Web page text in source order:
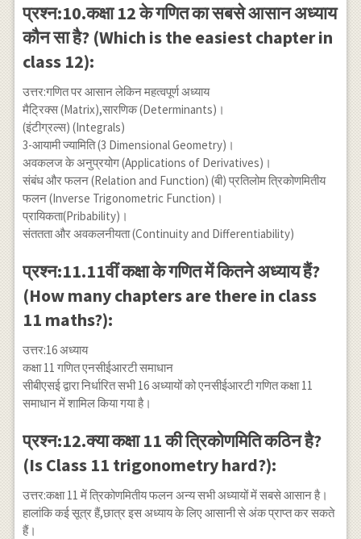
प्रश्न:10.कक्षा 12 के गणित का सबसे आसान अध्याय
कौन सा है? (Which is the easiest chapter in
class 12):
उत्तर:गणित पर आसान लेकिन महत्वपूर्ण अध्याय
मैट्रिक्स (Matrix),सारणिक (Determinants)।
(इंटीग्रल्स) (Integrals)
3-आयामी ज्यामिति (3 Dimensional Geometry)।
अवकलज के अनुप्रयोग (Applications of Derivatives)।
संबंध और फलन (Relation and Function) (बी) प्रतिलोम त्रिकोणमितीय
फलन (Inverse Trigonometric Function)।
प्रायिकता(Pribability)।
संततता और अवकलनीयता (Continuity and Differentiability)
प्रश्न:11.11वीं कक्षा के गणित में कितने अध्याय हैं?
(How many chapters are there in class
11 maths?):
उत्तर:16 अध्याय
कक्षा 11 गणित एनसीईआरटी समाधान
सीबीएसई द्वारा निर्धारित सभी 16 अध्यायों को एनसीईआरटी गणित कक्षा 11
समाधान में शामिल किया गया है।
प्रश्न:12.क्या कक्षा 11 की त्रिकोणमिति कठिन है?
(Is Class 11 trigonometry hard?):
उत्तर:कक्षा 11 में त्रिकोणमितीय फलन अन्य सभी अध्यायों में सबसे आसान है।
हालांकि कई सूत्र हैं,छात्र इस अध्याय के लिए आसानी से अंक प्राप्त कर सकते
हैं।